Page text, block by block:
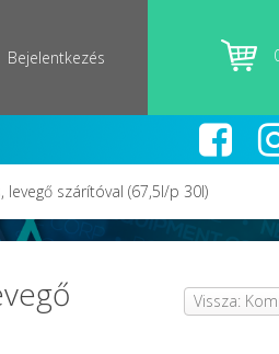
Bejelentkezés
szárítóval (67,5l/p 30l)
Vissza: